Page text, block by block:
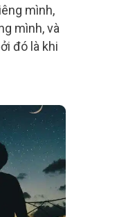
mình,
mình, và
đó là khi